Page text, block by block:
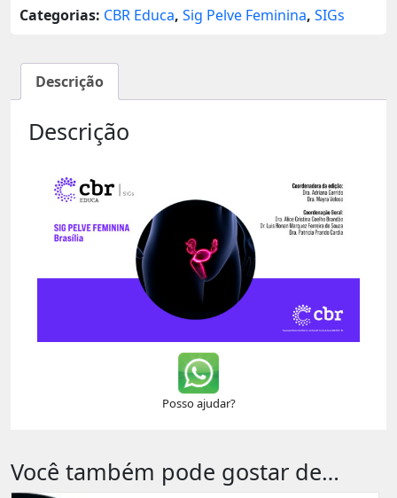
Categorias: CBR Educa, Sig Pelve Feminina, SIGs
Descrição
Descrição
Posso ajudar?
Você também pode gostar de…